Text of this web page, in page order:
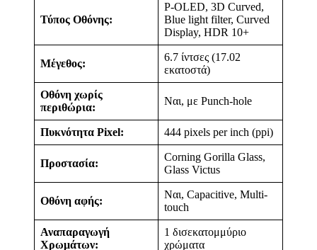
Τύπος Οθόνης:
P-OLED, 3D Curved,
Blue light filter, Curved
Display, HDR 10+
Μέγεθος:
6.7 ίντσες (17.02
εκατοστά)
Οθόνη χωρίς
περιθώρια:
Ναι, με Punch-hole
Πυκνότητα Pixel: 444 pixels per inch (ppi)
Προστασία:
Corning Gorilla Glass,
Glass Victus
Οθόνη αφής:
Ναι, Capacitive, Multi-
touch
Αναπαραγωγή
Χρωμάτων:
1 δισεκατομμύριο
χρώματα